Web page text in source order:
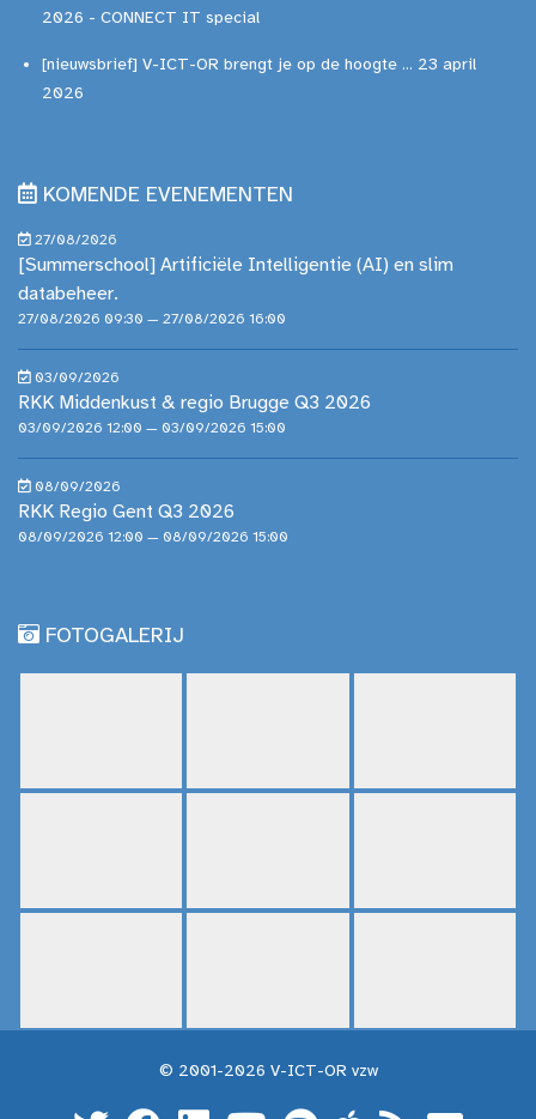
2026 - CONNECT IT special
[nieuwsbrief] V-ICT-OR brengt je op de hoogte ... 23 april
2026
KOMENDE EVENEMENTEN
27/08/2026
[Summerschool] Artificiële Intelligentie (AI) en slim
databeheer.
27/08/2026 09:30 — 27/08/2026 16:00
03/09/2026
RKK Middenkust & regio Brugge Q3 2026
03/09/2026 12:00 — 03/09/2026 15:00
08/09/2026
RKK Regio Gent Q3 2026
08/09/2026 12:00 — 08/09/2026 15:00
FOTOGALERIJ
© 2001-2026 V-ICT-OR vzw